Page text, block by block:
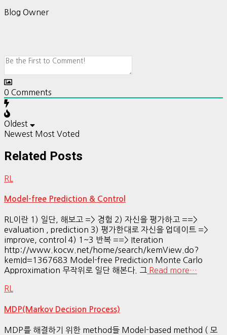
Blog Owner
0 Comments
Oldest
Newest Most Voted
Related Posts
RL
Model-free Prediction & Control
RL이란 1) 일단, 해보고 => 경험 2) 자신을 평가하고 ==>
evaluation , prediction 3) 평가한대로 자신을 업데이트 =>
improve, control 4) 1~3 반복 ==> Iteration
http://www.kocw.net/home/search/kemView.do?
kemId=1367683 Model-free Prediction Monte Carlo
Approximation 무작위로 일단 해본다. 그 Read more…
RL
MDP(Markov Decision Process)
MDP를 해결하기 위한 method들 Model-based method ( 모